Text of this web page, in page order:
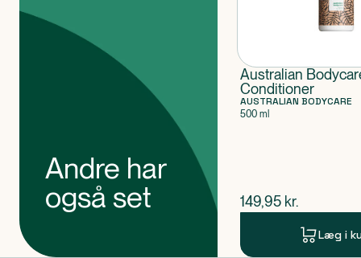
Andre har
også set
Australian
Conditioner
AUSTRALIAN BODYCARE
500 ml
$nuværende pris
149,95 kr.
Læg i